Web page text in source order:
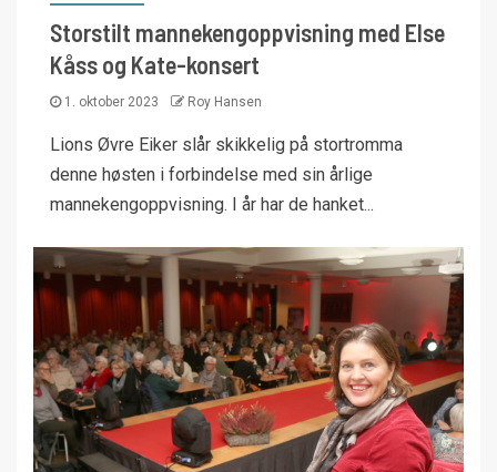
Storstilt mannekengoppvisning med Else
Kåss og Kate-konsert
1. oktober 2023 Roy Hansen
Lions Øvre Eiker slår skikkelig på stortromma
denne høsten i forbindelse med sin årlige
mannekengoppvisning. I år har de hanket...